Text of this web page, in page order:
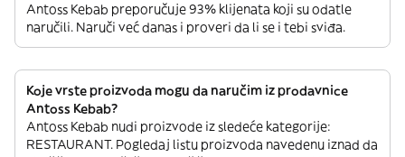
Antoss Kebab preporučuje 93% klijenata koji su odatle
naručili. Naruči već danas i proveri da li se i tebi sviđa.
Koje vrste proizvoda mogu da naručim iz prodavnice
Antoss Kebab?
Antoss Kebab nudi proizvode iz sledeće kategorije:
RESTAURANT. Pogledaj listu proizvoda navedenu iznad da